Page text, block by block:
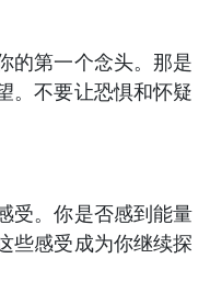
的第一个念头。那是
。不要让恐惧和怀疑
受。你是否感到能量
些感受成为你继续探